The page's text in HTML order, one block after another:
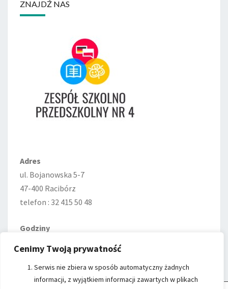
Cenimy Twoją prywatność
Serwis nie zbiera w sposób automatyczny żadnych
informacji, z wyjątkiem informacji zawartych w plikach
ZNAJDŹ NAS
Adres
ul. Bojanowska 5-7
47-400 Racibórz
telefon : 32 415 50 48
Godziny
7:00–15:00